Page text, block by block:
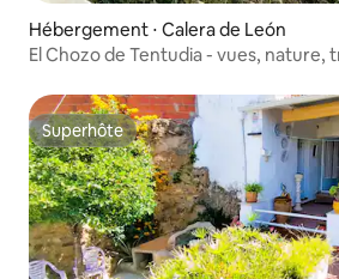
Hébergement ⋅ Calera de León
El Chozo de Tentudia - vues, nature,
Superhôte
Superhôte